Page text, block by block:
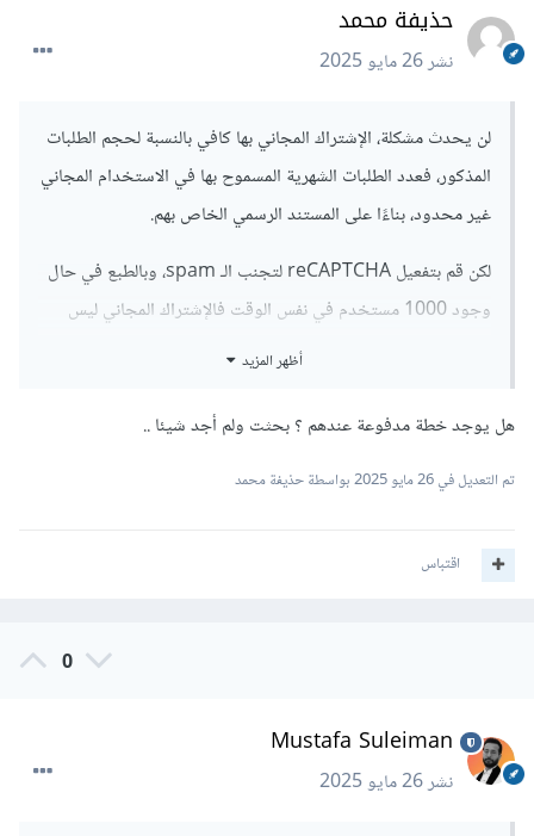
حذيفة محمد
نشر26 مايو 2025
لن يحدث مشكلة، الإشتراك المجاني بها كافي بالنسبة لحجم الطلبات
المذكور، فعدد الطلبات الشهرية المسموح بها في الاستخدام المجاني
غير محدود، بناءًا على المستند الرسمي الخاص بهم.
لكن قم بتفعيل reCAPTCHA لتجنب الـ spam، وبالطبع في حال
وجود 1000 مستخدم في نفس الوقت فالإشتراك المجاني ليس
جيد، فستواجه بُطيء في الأداء عند الإرسال.
وطالما قُمت بتنفيذ ذلك في المشروع فلا فائدة من طرح بدائل إذن،
وتضمينها بالصفحة عن طريق ifram.
firebase لمعالجة الطلبات التي تُرسلها من النموذج، أو عن طريق
أظهر المزيد
هل يوجد خطة مدفوعة عندهم ؟ بحثت ولم أجد شيئا ..
تم التعديل في26 مايو 2025 بواسطة حذيفة محمد
اقتباس
0
Mustafa Suleiman
نشر26 مايو 2025